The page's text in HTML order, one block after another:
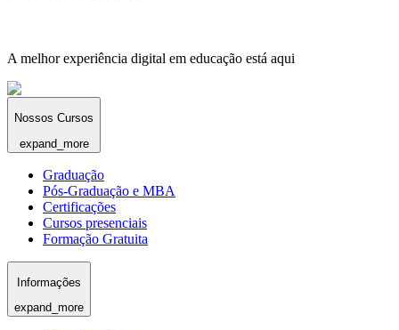
A melhor experiência digital em educação está aqui
Nossos Cursos
expand_more
Graduação
Pós-Graduação e MBA
Certificações
Cursos presenciais
Formação Gratuita
Informações
expand_more